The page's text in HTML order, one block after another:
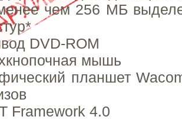
чем 256 МБ
DVD-ROM
мышь
планшет
Framework 4.0